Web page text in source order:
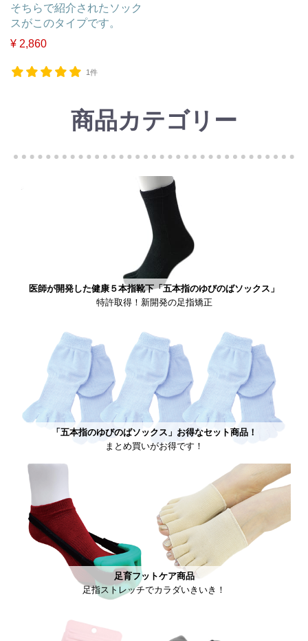
そちらで紹介されたソック
スがこのタイプです。
¥ 2,860
1件
商品カテゴリー
医師が開発した健康５本指靴下「五本指のゆびのばソックス」
特許取得！新開発の足指矯正
「五本指のゆびのばソックス」お得なセット商品！
まとめ買いがお得です！
足育フットケア商品
足指ストレッチでカラダいきいき！